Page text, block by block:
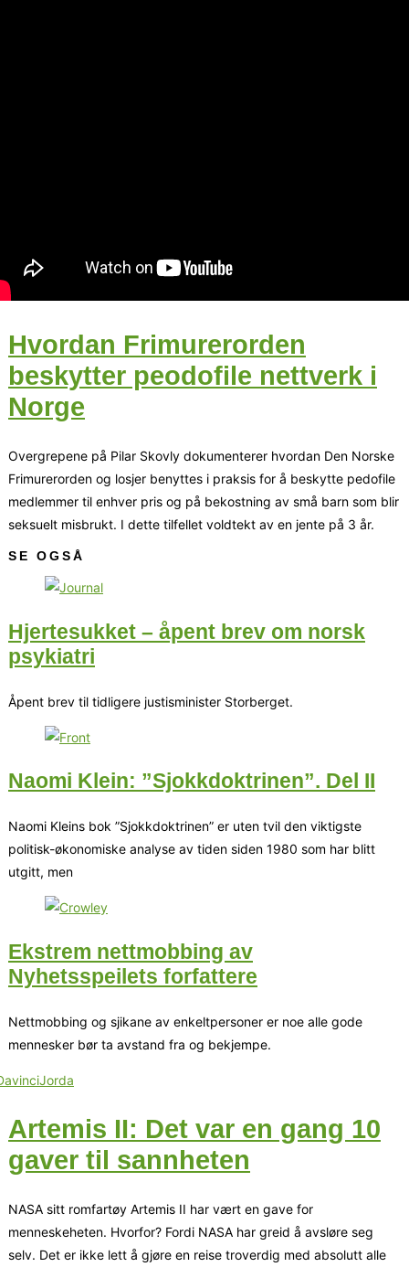
Hvordan Frimurerorden
beskytter peodofile nettverk i
Norge
Overgrepene på Pilar Skovly dokumenterer hvordan Den Norske
Frimurerorden og losjer benyttes i praksis for å beskytte pedofile
medlemmer til enhver pris og på bekostning av små barn som blir
seksuelt misbrukt. I dette tilfellet voldtekt av en jente på 3 år.
SE OGSÅ
Hjertesukket – åpent brev om norsk
psykiatri
Åpent brev til tidligere justisminister Storberget.
Naomi Klein: ”Sjokkdoktrinen”. Del II
Naomi Kleins bok ”Sjokkdoktrinen” er uten tvil den viktigste
politisk-økonomiske analyse av tiden siden 1980 som har blitt
utgitt, men
Ekstrem nettmobbing av
Nyhetsspeilets forfattere
Nettmobbing og sjikane av enkeltpersoner er noe alle gode
mennesker bør ta avstand fra og bekjempe.
Artemis II: Det var en gang 10
gaver til sannheten
NASA sitt romfartøy Artemis II har vært en gave for
menneskeheten. Hvorfor? Fordi NASA har greid å avsløre seg
selv. Det er ikke lett å gjøre en reise troverdig med absolutt alle